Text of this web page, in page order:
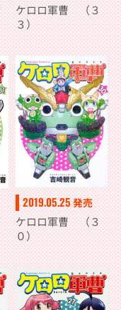
ケロロ軍曹 （３
３）
2019.05.25 発売
ケロロ軍曹 （３
０）